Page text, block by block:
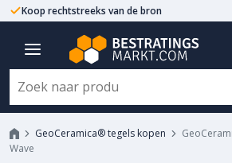
Koop rechtstreeks van de bron
GeoCeramica® tegels kopen
Wave
GeoCeramica 80x80
Curly Wave